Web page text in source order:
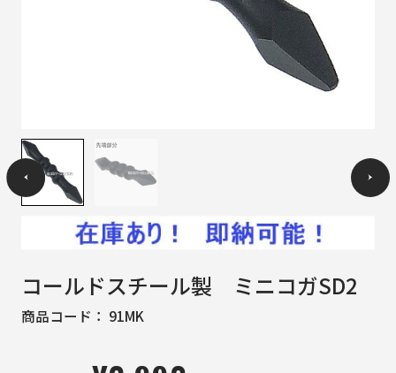
コールドスチール製 ミニコガSD2
商品コード： 91MK